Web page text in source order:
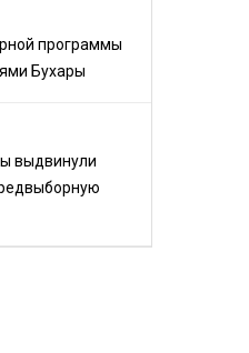
программы
Бухары
выдвинули